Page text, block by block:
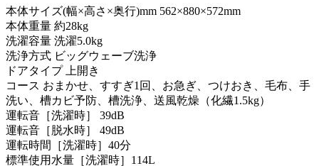
本体サイズ(幅×高さ×奥行)mm 562×880×572mm
本体重量 約28kg
洗濯容量 洗濯5.0kg
洗浄方式 ビッグウェーブ洗浄
ドアタイプ 上開き
コース おまかせ、すすぎ1回、お急ぎ、つけおき、毛布、手
洗い、槽カビ予防、槽洗浄、送風乾燥（化繊1.5kg）
運転音［洗濯時］ 39dB
運転音［脱水時］ 49dB
運転時間［洗濯時］40分
標準使用水量［洗濯時］114L